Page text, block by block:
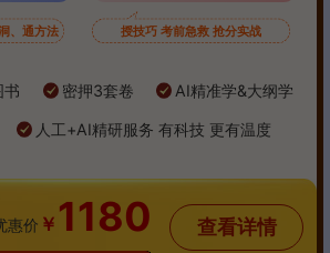
、通方法 授技巧 考前急救 抢分实战
书 密押3套卷 AI精准学&大纲学
人工+AI精研服务 有科技 更有温度
价 ￥ 1180 查看详情